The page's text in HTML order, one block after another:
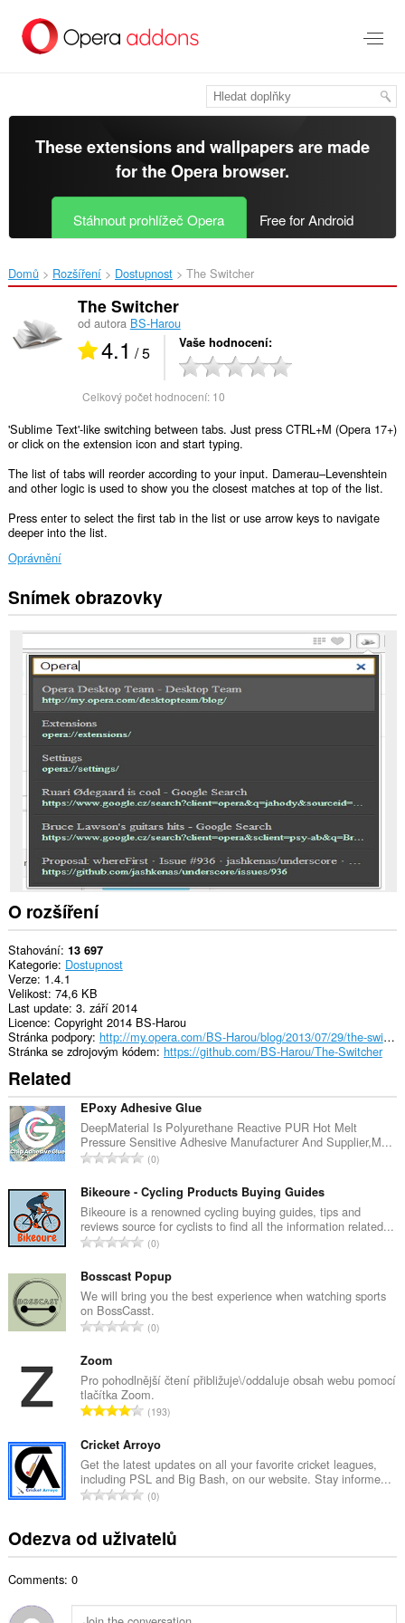
přímo
These extensions and wallpapers are made
for theOpera browser.
Stáhnout prohlížeč Opera Free for Android
Domů Rozšíření Dostupnost The Switcher‎
The Switcher
od autora BS-Harou
4.1 / 5 Vaše hodnocení
Celkový počet hodnocení: 10
'Sublime Text'-like switching between tabs. Just press CTRL+M (Opera 17+)
or click on the extension icon and start typing.
The list of tabs will reorder according to your input. Damerau–Levenshtein
and other logic is used to show you the closest matches at top of the list.
Press enter to select the first tab in the list or use arrow keys to navigate
deeper into the list.
Oprávnění
Toto
rozšíření
vašim
datům
všech
webech.
rozšíření
přistupovat
aktivitám
prohlížení.
Snímek obrazovky
O rozšíření
Stahování 13 697
Kategorie Dostupnost
Verze 1.4.1
Velikost 74,6 KB
Last update 3. září 2014
Licence Copyright 2014 BS-Harou
Stránka podpory
http://my.opera.com/BS-Harou/blog/2013/07/29/the-switcher-my-first-public-opera-15-only-extension-2
Stránka se zdrojovým kódem https://github.com/BS-Harou/The-Switcher
Related
EPoxy Adhesive Glue
DeepMaterial Is Polyurethane Reactive PUR Hot Melt
Pressure Sensitive Adhesive Manufacturer And Supplier,M...
C
l
k
o
v
p
o
č
e
h
o
d
o
c
e
n
:
0
Bikeoure - Cycling Products Buying Guides
Bikeoure is a renowned cycling buying guides, tips and
reviews source for cyclists to find all the information related...
C
l
k
o
v
o
č
e
t
h
o
d
o
c
í
0
Bosscast Popup
We will bring you the best experience when watching sports
on BossCasst.
C
k
o
v
p
o
č
e
h
o
o
0
Zoom
Pro pohodlnější čtení přibližuje\/oddaluje obsah webu pomocí
tlačítka Zoom.
C
l
k
o
v
p
o
t
193
Cricket Arroyo
Get the latest updates on all your favorite cricket leagues,
including PSL and Big Bash, on our website. Stay informe...
C
k
ý
0
Odezva od uživatelů
Comments: 0